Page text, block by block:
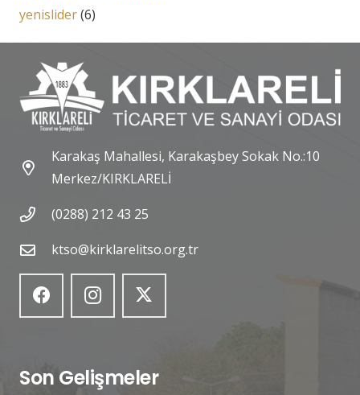
yenislider(6)
Karakaş Mahallesi, Karakaşbey Sokak No.:10
Merkez/KIRKLARELİ
(0288) 212 43 25
ktso@kirklarelitso.org.tr
Son Gelişmeler